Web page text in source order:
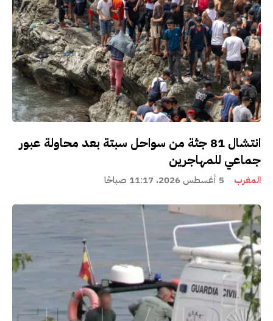
انتشال 81 جثة من سواحل سبتة بعد محاولة عبور
جماعي للمهاجرين
المغرب 5 أغسطس 2026، 11:17 صباحًا